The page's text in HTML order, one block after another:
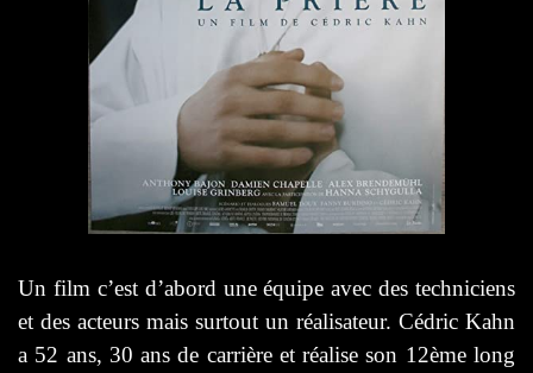
Un film c’est d’abord une équipe avec des techniciens
et des acteurs mais surtout un réalisateur. Cédric Kahn
a 52 ans, 30 ans de carrière et réalise son 12ème long